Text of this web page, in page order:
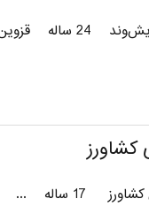
ساله قزوین
کشاورز
17 ساله ...